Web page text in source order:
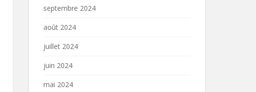
septembre 2024
août 2024
juillet 2024
juin 2024
mai 2024